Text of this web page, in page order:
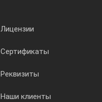
Лицензии
Сертификаты
Реквизиты
Наши клиенты